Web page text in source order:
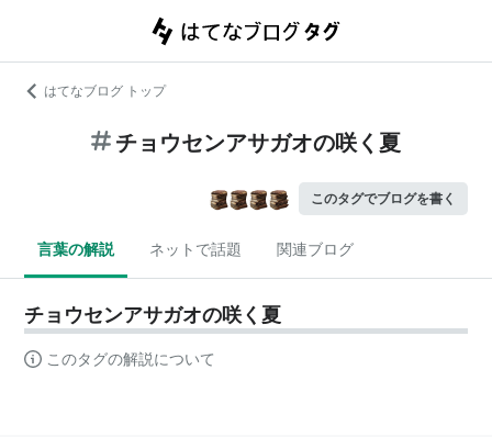
はてなブログ トップ
チョウセンアサガオの咲く夏
このタグでブログを書く
言葉の解説 ネットで話題 関連ブログ
チョウセンアサガオの咲く夏
このタグの解説について